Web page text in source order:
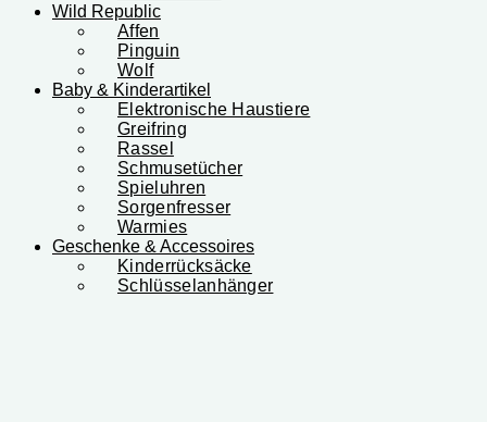
Wild Republic
Affen
Pinguin
Wolf
Baby & Kinderartikel
Elektronische Haustiere
Greifring
Rassel
Schmusetücher
Spieluhren
Sorgenfresser
Warmies
Geschenke & Accessoires
Kinderrücksäcke
Schlüsselanhänger